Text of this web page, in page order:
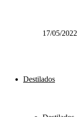
17/05/2022
Destilados